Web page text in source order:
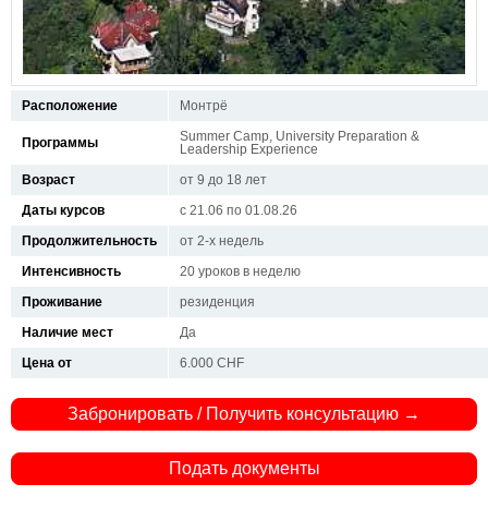
Расположение Монтрё
Программы
Summer Camp, University Preparation &
Leadership Experience
Возраст
от 9 до 18 лет
Даты курсов
с 21.06 по 01.08.26
Продолжительность
от 2-х недель
Интенсивность
20 уроков в неделю
Проживание
резиденция
Наличие мест
Да
Цена от
6.000 CHF
Забронировать / Получить консультацию →
Подать документы